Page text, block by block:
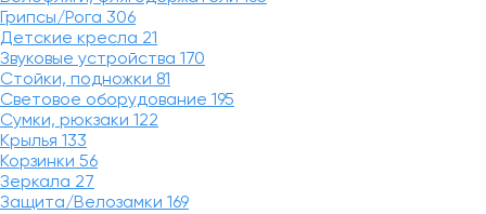
Грипсы/Рога 306
Детские кресла 21
Звуковые устройства 170
Стойки, подножки 81
Световое оборудование 195
Сумки, рюкзаки 122
Крылья 133
Корзинки 56
Зеркала 27
Защита/Велозамки 169